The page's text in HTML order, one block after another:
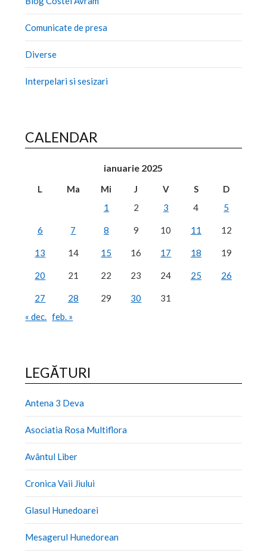
Comunicate de presa
Diverse
Interpelari si sesizari
CALENDAR
ianuarie 2025
L Ma Mi J V S
D
1
2 3 4 5
6 7 8 9 10 11 12
13 14 15 16 17 18 19
20 21 22 23 24 25 26
27 28 29 30
31
« dec. feb. »
LEGĂTURI
Antena 3 Deva
Asociatia Rosa Multiflora
Avântul Liber
Cronica Vaii Jiului
Glasul Hunedoarei
Mesagerul Hunedorean